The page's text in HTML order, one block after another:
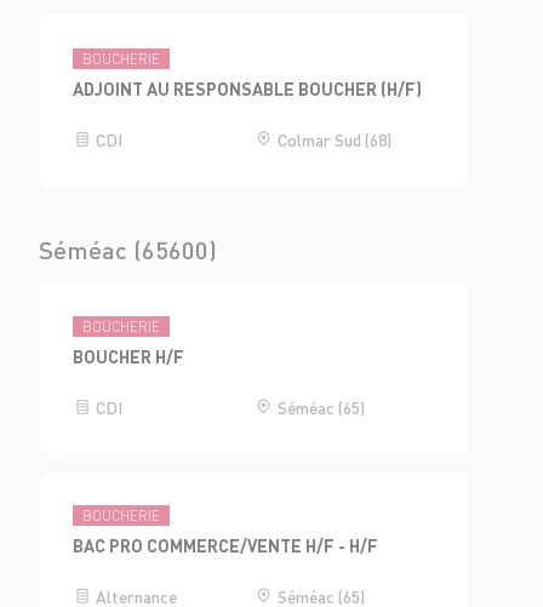
BOUCHERIE
ADJOINT AU RESPONSABLE BOUCHER (H/F)
CDI Colmar Sud (68)
Séméac (65600)
BOUCHERIE
BOUCHER H/F
CDI Séméac (65)
BOUCHERIE
BAC PRO COMMERCE/VENTE H/F - H/F
Alternance Séméac (65)